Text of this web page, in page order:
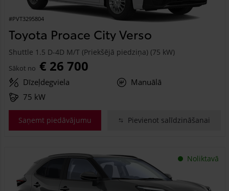
#PVT3295804
Toyota Proace City Verso
Shuttle 1.5 D-4D M/T (Priekšējā piedziņa) (75 kW)
Sākot no € 26 700
Dīzeļdegviela
Manuālā
75 kW
Saņemt piedāvājumu Pievienot salīdzināšanai
Noliktavā